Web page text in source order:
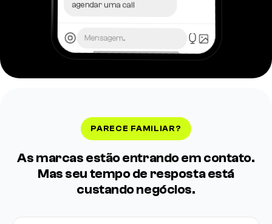
agendar uma call
Mensagem...
PARECE FAMILIAR?
As marcas estão entrando em contato.
Mas seu tempo de resposta está
custando negócios.